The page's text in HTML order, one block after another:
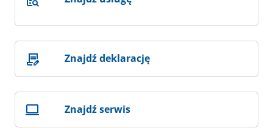
Znajdź deklarację
Znajdź serwis